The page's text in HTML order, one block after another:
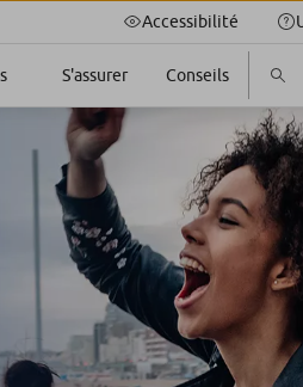
Accessibilité
S'assurer Conseils